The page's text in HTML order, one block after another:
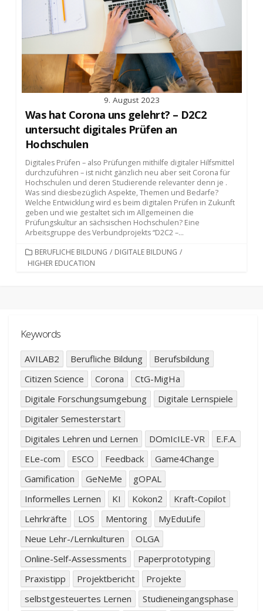
9. August 2023
Was hat Corona uns gelehrt? – D2C2
untersucht digitales Prüfen an
Hochschulen
Digitales Prüfen – also Prüfungen mithilfe digitaler Hilfsmittel
durchzuführen – ist nicht gänzlich neu aber seit Corona für
Hochschulen und deren Studierende relevanter denn je .
Was sind diesbezüglich Aspekte, Themen und Bedarfe?
Welche Entwicklung wird es beim digitalen Prüfen in Zukunft
geben und wie gestaltet sich im Allgemeinen die
Prüfungskultur an sächsischen Hochschulen? Eine
Arbeitsgruppe des Verbundprojekts “D2C2 –...
KATEGORIEN
BERUFLICHE BILDUNG / DIGITALE BILDUNG /
HIGHER EDUCATION
Keywords
AVILAB2 Berufliche Bildung
Berufsbildung
Citizen Science
Corona
CtG-MigHa
Digitale Forschungsumgebung
Digitale Lernspiele
Digitaler Semesterstart
Digitales Lehren und Lernen
DOmIcILE-VR
E.F.A.
ELe-com
ESCO Feedback
Game4Change
Gamification
GeNeMe
gOPAL
Informelles Lernen
KI Kokon2
Kraft-Copilot
Lehrkräfte
LOS Mentoring
MyEduLife
Neue Lehr-/Lernkulturen
OLGA
Online-Self-Assessments
Paperprototyping
Praxistipp
Projektbericht
Projekte
selbstgesteuertes Lernen
Studieneingangsphase